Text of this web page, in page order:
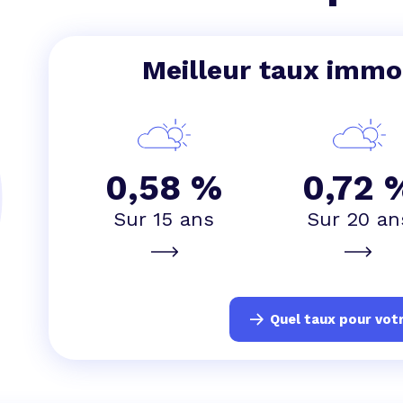
Toutes les simulations
taux !
Toutes les simulations
! de crédits
Meilleur taux
0,58 %
Sur 15 ans
0,72
Sur 20
Quel taux pour